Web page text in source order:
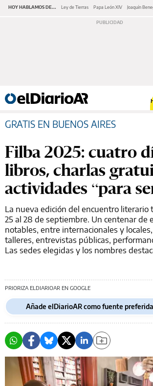
HOY HABLAMOS DE... Ley de Tierras Papa León XIV Joaquín
GRATIS EN BUENOS AIRES
Filba 2025: cuatro
libros, charlas
actividades “para
La nueva edición del encuentro literario
25 al 28 de septiembre. Un centenar de
notables, entre internacionales y
talleres, entrevistas públicas,
Las sedes elegidas y los nombres
PRIORIZA ELDIARIOAR EN GOOGLE
Añade elDiarioAR como fuente preferida